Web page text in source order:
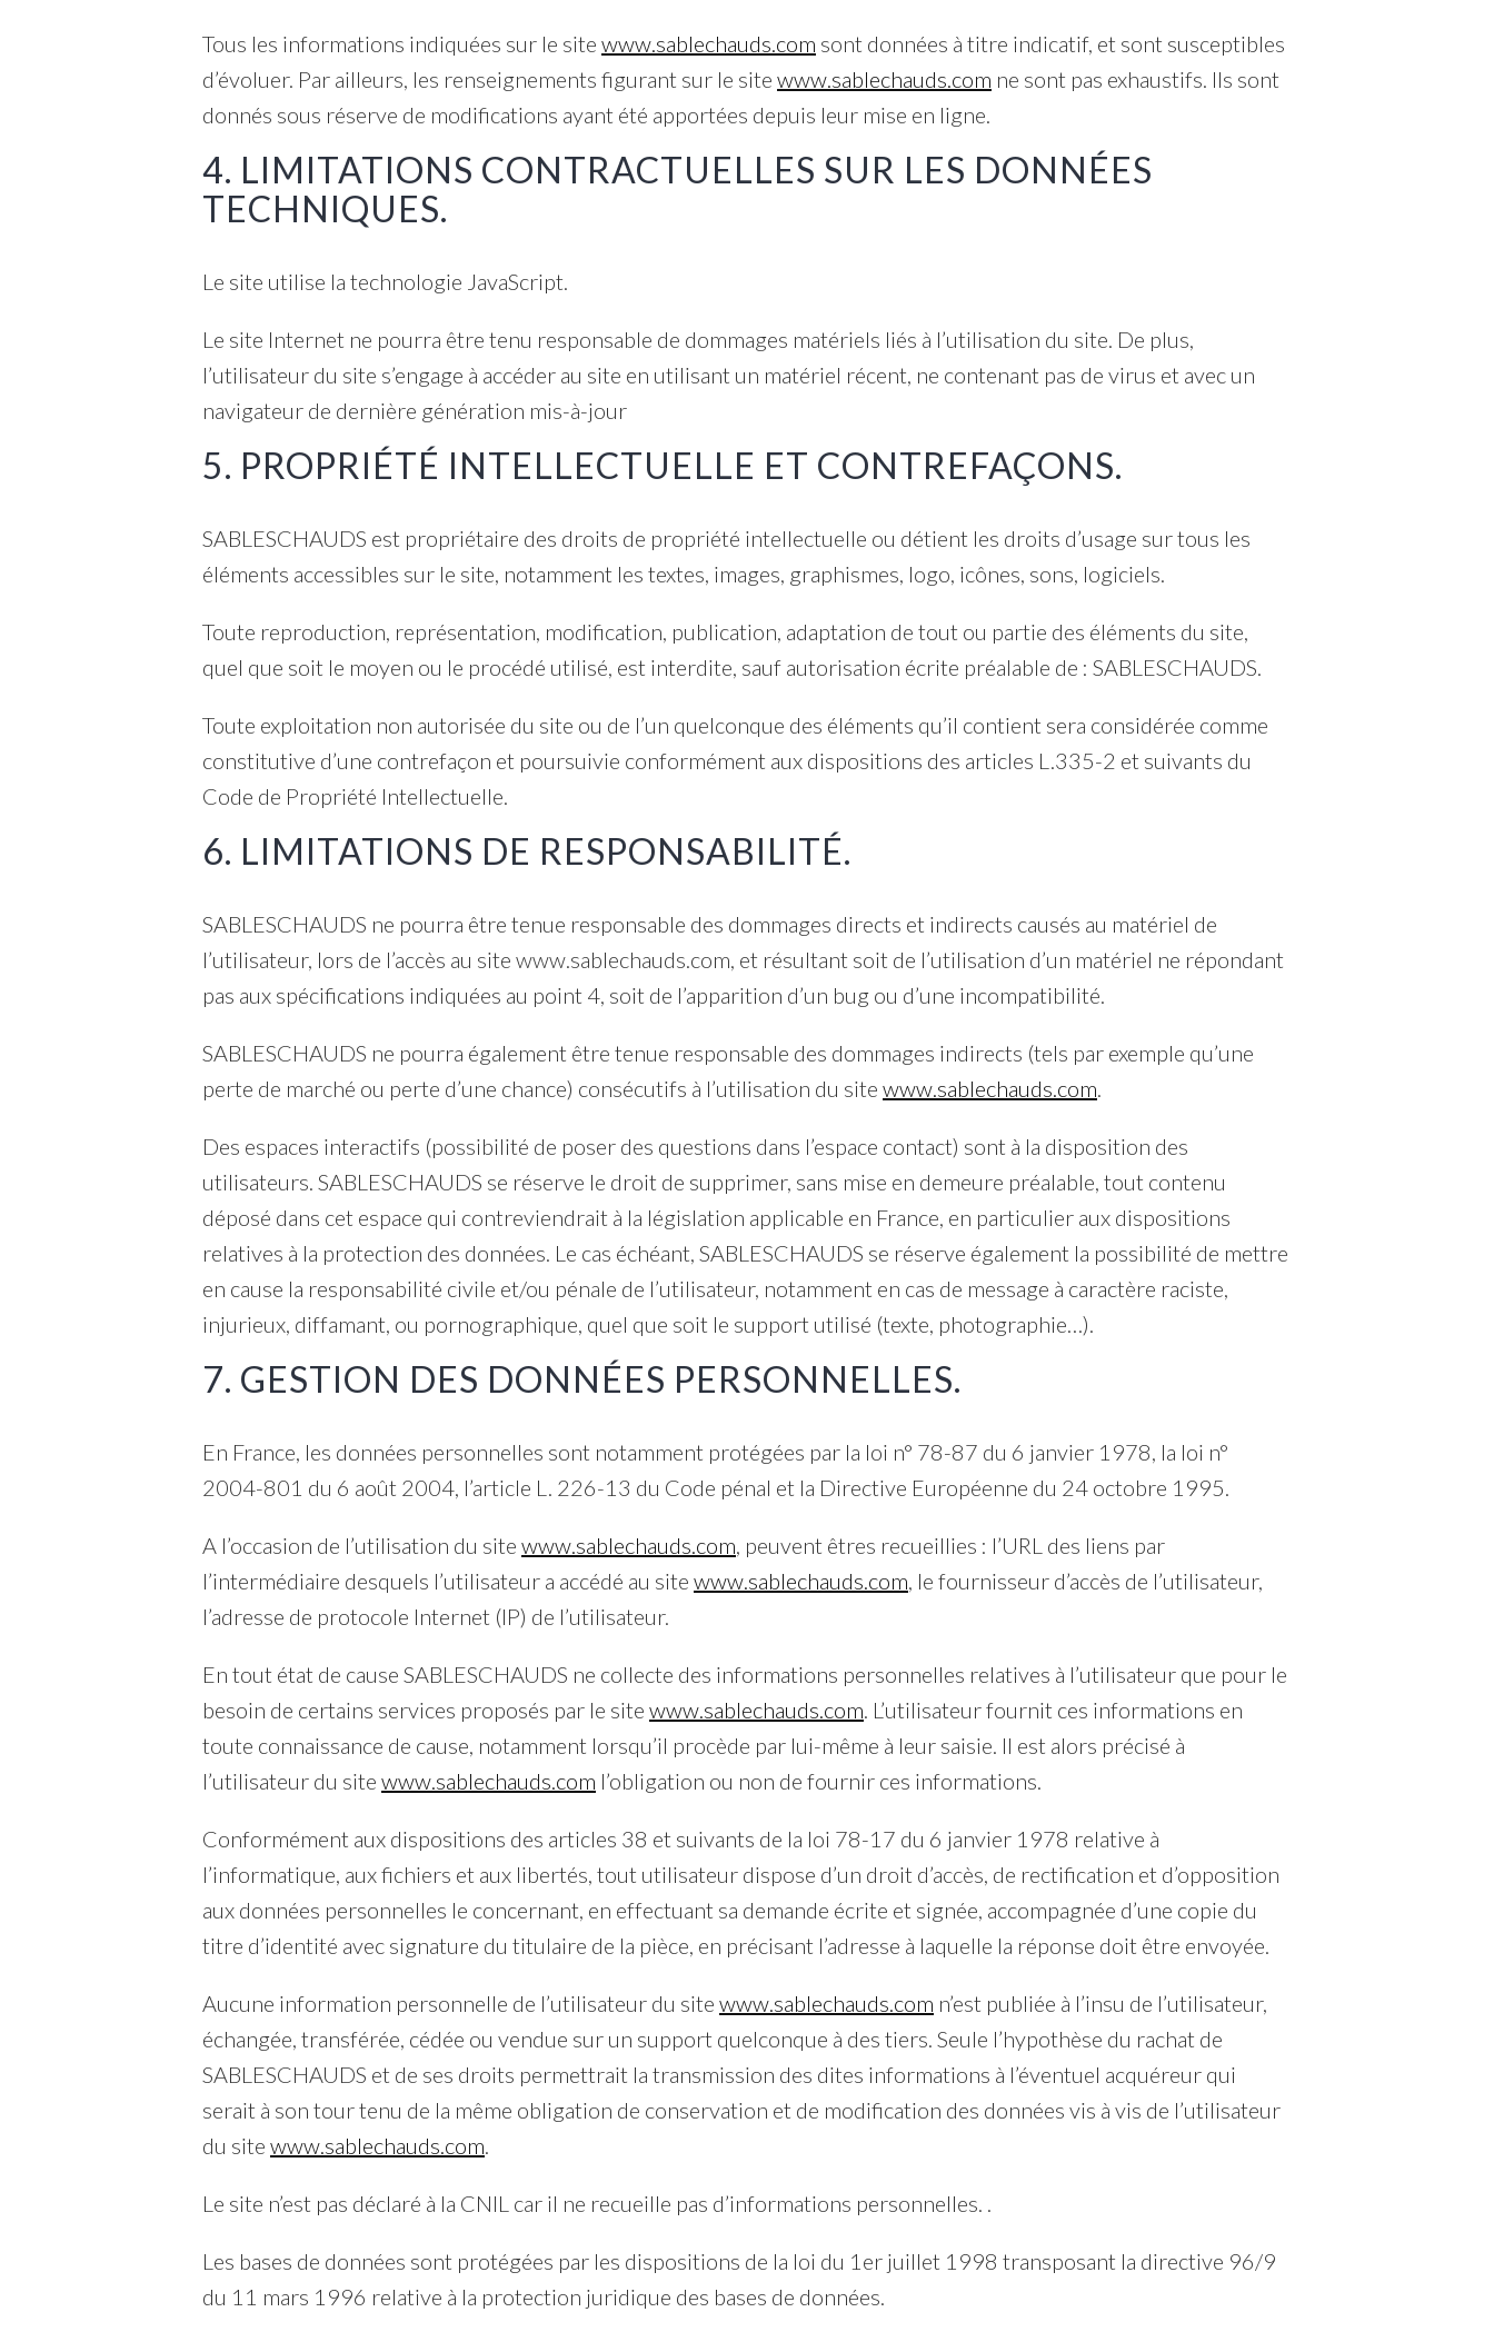
Tous les informations indiquées sur le site www.sablechauds.com sont données à titre indicatif, et sont susceptibles
d’évoluer. Par ailleurs, les renseignements figurant sur le site www.sablechauds.com ne sont pas exhaustifs. Ils sont
donnés sous réserve de modifications ayant été apportées depuis leur mise en ligne.
4. LIMITATIONS CONTRACTUELLES SUR LES DONNÉES
TECHNIQUES.
Le site utilise la technologie JavaScript.
Le site Internet ne pourra être tenu responsable de dommages matériels liés à l’utilisation du site. De plus,
l’utilisateur du site s’engage à accéder au site en utilisant un matériel récent, ne contenant pas de virus et avec un
navigateur de dernière génération mis-à-jour
5. PROPRIÉTÉ INTELLECTUELLE ET CONTREFAÇONS.
SABLESCHAUDS est propriétaire des droits de propriété intellectuelle ou détient les droits d’usage sur tous les
éléments accessibles sur le site, notamment les textes, images, graphismes, logo, icônes, sons, logiciels.
Toute reproduction, représentation, modification, publication, adaptation de tout ou partie des éléments du site,
quel que soit le moyen ou le procédé utilisé, est interdite, sauf autorisation écrite préalable de : SABLESCHAUDS.
Toute exploitation non autorisée du site ou de l’un quelconque des éléments qu’il contient sera considérée comme
constitutive d’une contrefaçon et poursuivie conformément aux dispositions des articles L.335-2 et suivants du
Code de Propriété Intellectuelle.
6. LIMITATIONS DE RESPONSABILITÉ.
SABLESCHAUDS ne pourra être tenue responsable des dommages directs et indirects causés au matériel de
l’utilisateur, lors de l’accès au site www.sablechauds.com, et résultant soit de l’utilisation d’un matériel ne répondant
pas aux spécifications indiquées au point 4, soit de l’apparition d’un bug ou d’une incompatibilité.
SABLESCHAUDS ne pourra également être tenue responsable des dommages indirects (tels par exemple qu’une
perte de marché ou perte d’une chance) consécutifs à l’utilisation du site www.sablechauds.com.
Des espaces interactifs (possibilité de poser des questions dans l’espace contact) sont à la disposition des
utilisateurs. SABLESCHAUDS se réserve le droit de supprimer, sans mise en demeure préalable, tout contenu
déposé dans cet espace qui contreviendrait à la législation applicable en France, en particulier aux dispositions
relatives à la protection des données. Le cas échéant, SABLESCHAUDS se réserve également la possibilité de mettre
en cause la responsabilité civile et/ou pénale de l’utilisateur, notamment en cas de message à caractère raciste,
injurieux, diffamant, ou pornographique, quel que soit le support utilisé (texte, photographie…).
7. GESTION DES DONNÉES PERSONNELLES.
En France, les données personnelles sont notamment protégées par la loi n° 78-87 du 6 janvier 1978, la loi n°
2004-801 du 6 août 2004, l’article L. 226-13 du Code pénal et la Directive Européenne du 24 octobre 1995.
A l’occasion de l’utilisation du site www.sablechauds.com, peuvent êtres recueillies : l’URL des liens par
l’intermédiaire desquels l’utilisateur a accédé au site www.sablechauds.com, le fournisseur d’accès de l’utilisateur,
l’adresse de protocole Internet (IP) de l’utilisateur.
En tout état de cause SABLESCHAUDS ne collecte des informations personnelles relatives à l’utilisateur que pour le
besoin de certains services proposés par le site www.sablechauds.com. L’utilisateur fournit ces informations en
toute connaissance de cause, notamment lorsqu’il procède par lui-même à leur saisie. Il est alors précisé à
l’utilisateur du site www.sablechauds.com l’obligation ou non de fournir ces informations.
Conformément aux dispositions des articles 38 et suivants de la loi 78-17 du 6 janvier 1978 relative à
l’informatique, aux fichiers et aux libertés, tout utilisateur dispose d’un droit d’accès, de rectification et d’opposition
aux données personnelles le concernant, en effectuant sa demande écrite et signée, accompagnée d’une copie du
titre d’identité avec signature du titulaire de la pièce, en précisant l’adresse à laquelle la réponse doit être envoyée.
Aucune information personnelle de l’utilisateur du site www.sablechauds.com n’est publiée à l’insu de l’utilisateur,
échangée, transférée, cédée ou vendue sur un support quelconque à des tiers. Seule l’hypothèse du rachat de
SABLESCHAUDS et de ses droits permettrait la transmission des dites informations à l’éventuel acquéreur qui
serait à son tour tenu de la même obligation de conservation et de modification des données vis à vis de l’utilisateur
du site www.sablechauds.com.
Le site n’est pas déclaré à la CNIL car il ne recueille pas d’informations personnelles. .
Les bases de données sont protégées par les dispositions de la loi du 1er juillet 1998 transposant la directive 96/9
du 11 mars 1996 relative à la protection juridique des bases de données.